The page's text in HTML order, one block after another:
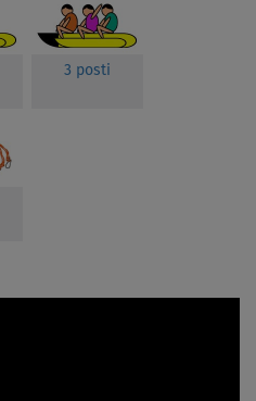
3 posti